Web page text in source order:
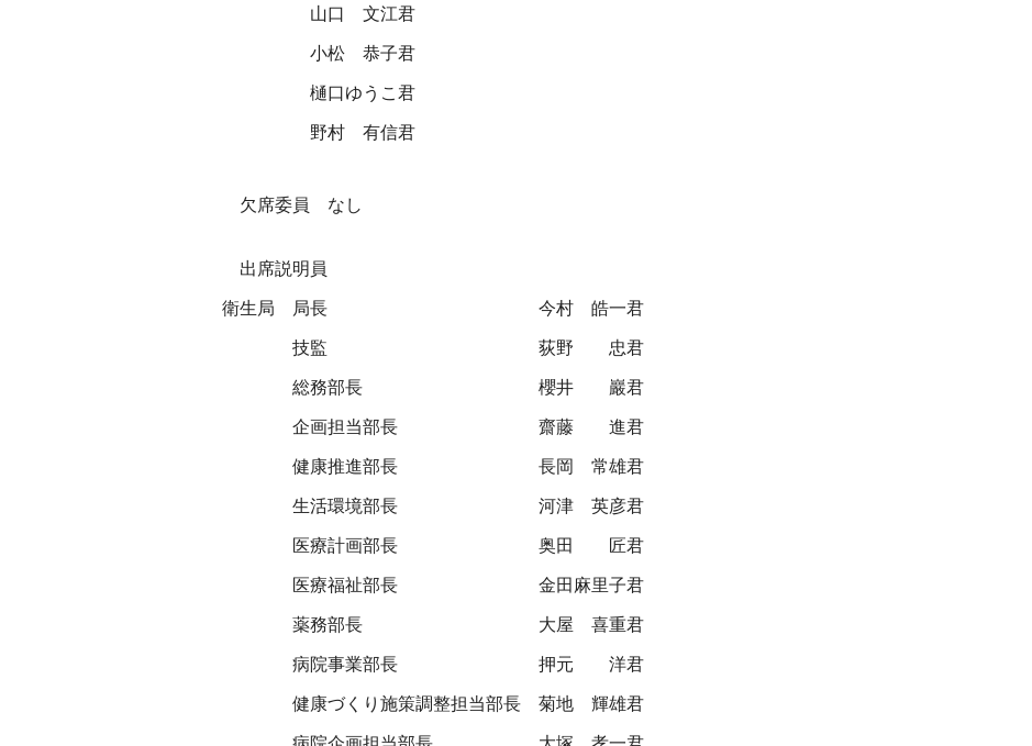
山口 文江君
小松 恭子君
樋口ゆうこ君
野村 有信君
欠席委員 なし
出席説明員
衛生局 局長 今村 皓一君
技監 荻野 忠君
総務部長 櫻井 巖君
企画担当部長 齋藤 進君
健康推進部長 長岡 常雄君
生活環境部長 河津 英彦君
医療計画部長 奥田 匠君
医療福祉部長 金田麻里子君
薬務部長 大屋 喜重君
病院事業部長 押元 洋君
健康づくり施策調整担当部長 菊地 輝雄君